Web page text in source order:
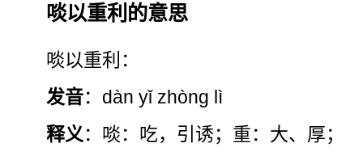
啖以重利的意思
啖以重利：
发音：dàn yǐ zhòng lì
释义 ：啖：吃，引诱；重：大、厚；